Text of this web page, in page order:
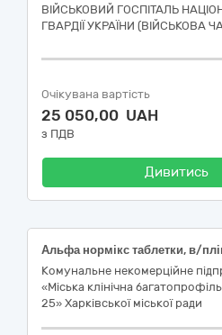
ВІЙСЬКОВИЙ ГОСПІТАЛЬ
ГВАРДІЇ УКРАЇНИ (ВІЙСЬКОВА
Очікувана вартість
25 050,00 UAH
з ПДВ
Дивитись
Комунальне некомерційне
«Міська клінічна
25» Харківської міської ради